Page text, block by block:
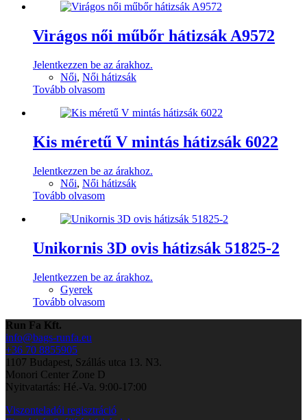
Virágos női műbőr hátizsák A9572
Jelentkezzen be az árakhoz.
Női, Női hátizsák
Tovább olvasom
Kis méretű V mintás hátizsák 6022
Jelentkezzen be az árakhoz.
Női, Női hátizsák
Tovább olvasom
Unikornis 3D ovis hátizsák 51825-2
Jelentkezzen be az árakhoz.
Gyerek
Tovább olvasom
Run Fa Kft.
info@bags-runfa.eu
+36 70 8855905
1107 Budapest, Szállás utca 13. N3.
Monori Center Zone D
Nyitvatartás: Hé.-Va. 9:00-17:00
Viszonteladói regisztráció